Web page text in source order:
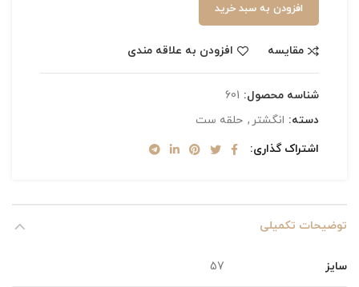
افزودن به سبد خرید
مقایسه افزودن به علاقه مندی
شناسه محصول: 601
دسته: انگشتر , حلقه ست
اشتراک گذاری
توضیحات تکمیلی
سایز 57